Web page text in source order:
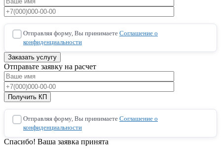
Отправляя форму, Вы принимаете Соглашение о
конфиденциальности
Отправьте заявку на расчет
Отправляя форму, Вы принимаете Соглашение о
конфиденциальности
Спасибо! Ваша заявка принята